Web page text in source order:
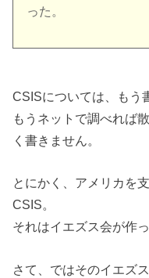
った。
CSISについては、もう
もうネットで調べれば
く書きません。
とにかく、アメリカを
CSIS。
それはイエズス会が作っ
さて、ではそのイエズ